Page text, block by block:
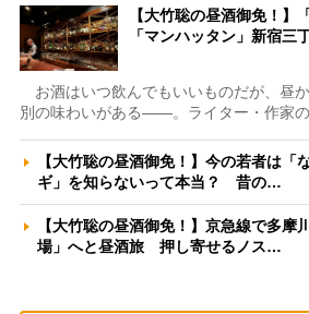
【大竹聡の昼酒御免！】
「マンハッタン」新宿
お酒はいつ飲んでもいいものだが、昼
別の味わいがある――。ライター・作家
【大竹聡の昼酒御免！】今の若者は「
ギ」を知らないって本当？ 昔の…
【大竹聡の昼酒御免！】京急線で多摩
場」へと昼酒旅 押し寄せるノス…